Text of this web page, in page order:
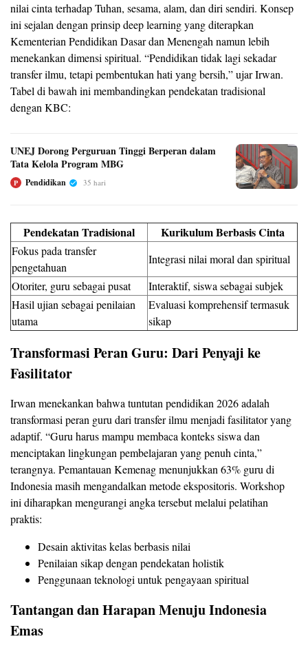
nilai cinta terhadap Tuhan, sesama, alam, dan diri sendiri. Konsep
ini sejalan dengan prinsip deep learning yang diterapkan
Kementerian Pendidikan Dasar dan Menengah namun lebih
menekankan dimensi spiritual. “Pendidikan tidak lagi sekadar
transfer ilmu, tetapi pembentukan hati yang bersih,” ujar Irwan.
Tabel di bawah ini membandingkan pendekatan tradisional
dengan KBC:
UNEJ Dorong Perguruan Tinggi Berperan dalam
Tata Kelola Program MBG
P Pendidikan 35 hari
Pendekatan Tradisional Kurikulum Berbasis Cinta
Fokus pada transfer
pengetahuan
Integrasi nilai moral dan spiritual
Otoriter, guru sebagai pusat
Interaktif, siswa sebagai subjek
Hasil ujian sebagai penilaian
utama
Evaluasi komprehensif termasuk
sikap
Transformasi Peran Guru: Dari Penyaji ke
Fasilitator
Irwan menekankan bahwa tuntutan pendidikan 2026 adalah
transformasi peran guru dari transfer ilmu menjadi fasilitator yang
adaptif. “Guru harus mampu membaca konteks siswa dan
menciptakan lingkungan pembelajaran yang penuh cinta,”
terangnya. Pemantauan Kemenag menunjukkan 63% guru di
Indonesia masih mengandalkan metode ekspositoris. Workshop
ini diharapkan mengurangi angka tersebut melalui pelatihan
praktis:
Desain aktivitas kelas berbasis nilai
Penilaian sikap dengan pendekatan holistik
Penggunaan teknologi untuk pengayaan spiritual
Tantangan dan Harapan Menuju Indonesia
Emas